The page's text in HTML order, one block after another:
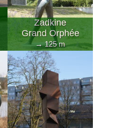
Zadkine
Grand Orphée
→ 125 m